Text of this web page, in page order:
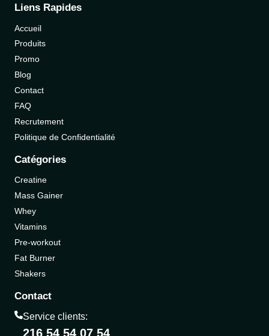
Liens Rapides
Accueil
Produits
Promo
Blog
Contact
FAQ
Recrutement
Politique de Confidentialité
Catégories
Creatine
Mass Gainer
Whey
Vitamins
Pre-workout
Fat Burner
Shakers
Contact
Service clients:
216 54 54 07 54